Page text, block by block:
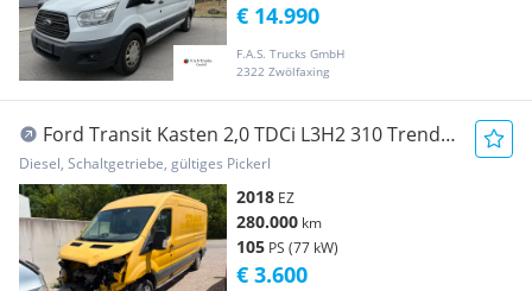
F.A.S. Trucks GmbH
2322 Zwölfaxing
€ 14.990
Ford Transit Kasten 2,0 TDCi L3H2 310 Trend
Transporter / Kastenwagen
Diesel, Schaltgetriebe, gültiges Pickerl
2018 EZ
280.000 km
105 PS (77 kW)
€ 3.600